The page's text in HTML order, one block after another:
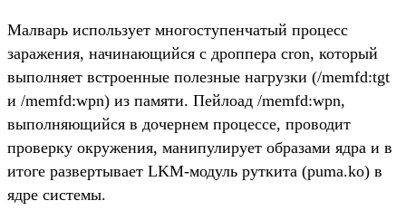
Малварь использует многоступенчатый процесс
заражения, начинающийся с дроппера cron, который
выполняет встроенные полезные нагрузки (/memfd:tgt
и /memfd:wpn) из памяти. Пейлоад /memfd:wpn,
выполняющийся в дочернем процессе, проводит
проверку окружения, манипулирует образами ядра и в
итоге развертывает LKM-модуль руткита (puma.ko) в
ядре системы.